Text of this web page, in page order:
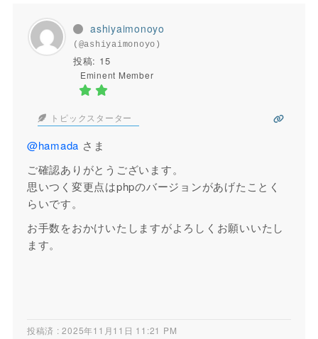
ashiyaimonoyo
(@ashiyaimonoyo)
投稿: 15
Eminent Member
トピックスターター
@hamada さま
ご確認ありがとうございます。
思いつく変更点はphpのバージョンがあげたことく
らいです。
お手数をおかけいたしますがよろしくお願いいたし
ます。
投稿済 : 2025年11月11日 11:21 PM